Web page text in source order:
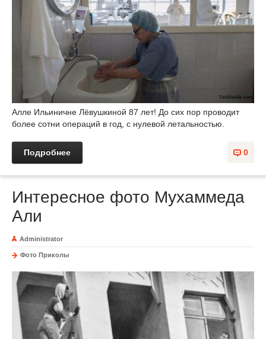
Алле Ильиничне Лёвушкиной 87 лет! До сих пор проводит
более сотни операций в год, с нулевой летальностью.
0
Подробнее
Интересное фото Мухаммеда
Али
Administrator
Фото Приколы